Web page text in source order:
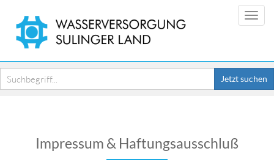
Jetzt suchen
Impressum & Haftungsausschluß